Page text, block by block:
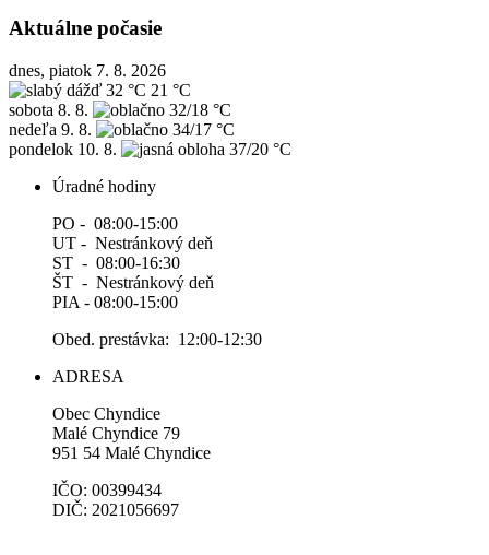
Aktuálne počasie
dnes, piatok 7. 8. 2026
32 °C 21 °C
sobota 8. 8.
32/18 °C
nedeľa 9. 8.
34/17 °C
pondelok 10. 8.
37/20 °C
Úradné hodiny
PO - 08:00-15:00
UT - Nestránkový deň
ST - 08:00-16:30
ŠT - Nestránkový deň
PIA - 08:00-15:00
Obed. prestávka: 12:00-12:30
ADRESA
Obec Chyndice
Malé Chyndice 79
951 54 Malé Chyndice
IČO: 00399434
DIČ: 2021056697